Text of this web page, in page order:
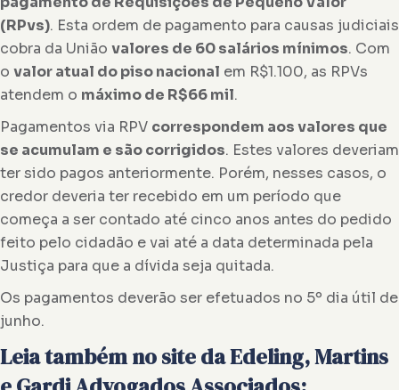
(RPvs). Esta ordem de pagamento para causas judiciais
cobra da União valores de 60 salários mínimos. Com
o valor atual do piso nacional em R$1.100, as RPVs
atendem o máximo de R$66 mil.
Pagamentos via RPV correspondem aos valores que
se acumulam e são corrigidos. Estes valores deveriam
ter sido pagos anteriormente. Porém, nesses casos, o
credor deveria ter recebido em um período que
começa a ser contado até cinco anos antes do pedido
feito pelo cidadão e vai até a data determinada pela
Justiça para que a dívida seja quitada.
Os pagamentos deverão ser efetuados no 5º dia útil de
junho.
Leia também no site daEdeling, Martins